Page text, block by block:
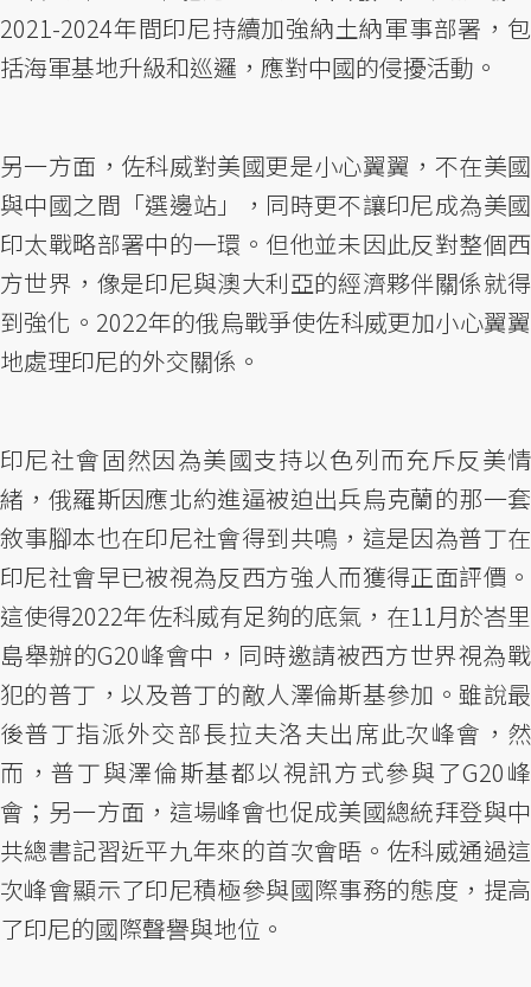
2021-2024年間印尼持續加強納土納軍事部署，包
括海軍基地升級和巡邏，應對中國的侵擾活動。
另一方面，佐科威對美國更是小心翼翼，不在美國
與中國之間「選邊站」，同時更不讓印尼成為美國
印太戰略部署中的一環。但他並未因此反對整個西
方世界，像是印尼與澳大利亞的經濟夥伴關係就得
到強化。2022年的俄烏戰爭使佐科威更加小心翼翼
地處理印尼的外交關係。
印尼社會固然因為美國支持以色列而充斥反美情
緒，俄羅斯因應北約進逼被迫出兵烏克蘭的那一套
敘事腳本也在印尼社會得到共鳴，這是因為普丁在
印尼社會早已被視為反西方強人而獲得正面評價。
這使得2022年佐科威有足夠的底氣，在11月於峇里
島舉辦的G20峰會中，同時邀請被西方世界視為戰
犯的普丁，以及普丁的敵人澤倫斯基參加。雖說最
後普丁指派外交部長拉夫洛夫出席此次峰會，然
而，普丁與澤倫斯基都以視訊方式參與了G20峰
會；另一方面，這場峰會也促成美國總統拜登與中
共總書記習近平九年來的首次會晤。佐科威通過這
次峰會顯示了印尼積極參與國際事務的態度，提高
了印尼的國際聲譽與地位。